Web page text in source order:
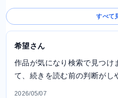
すべて
希望さん
作品が気になり検索で見つけ
て、続きを読む前の判断がし
2026/05/07